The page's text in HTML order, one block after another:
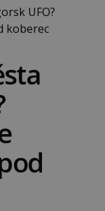
UFO?
koberec